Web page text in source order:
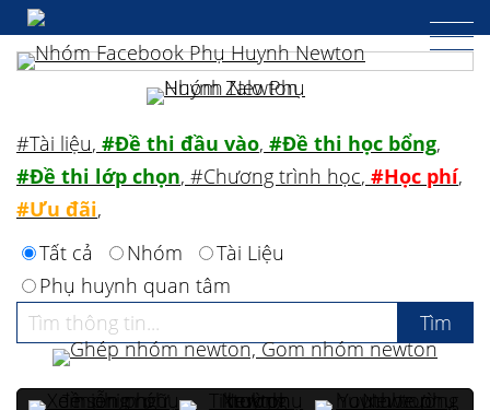
#Tài liệu, #Đề thi đầu vào, #Đề thi học bổng,
#Đề thi lớp chọn, #Chương trình học, #Học phí,
#Ưu đãi,
Tất cả
Nhóm
Tài Liệu
Phụ huynh quan tâm